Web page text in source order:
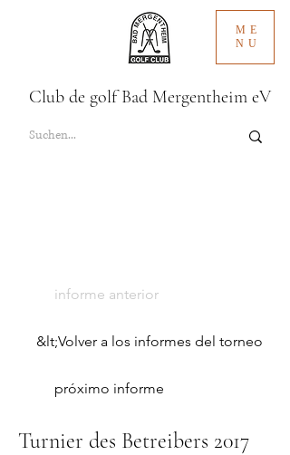
ME
NU
Club de golf Bad Mergentheim eV
informe anterior
&lt;Volver a los informes del torneo
próximo informe
Turnier des Betreibers 2017